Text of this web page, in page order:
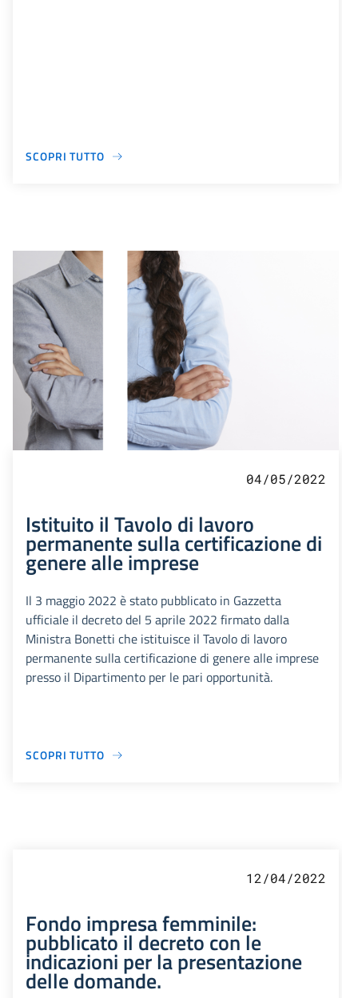
SCOPRI TUTTO
04/05/2022
Istituito il Tavolo di lavoro
permanente sulla certificazione di
genere alle imprese
Il 3 maggio 2022 è stato pubblicato in Gazzetta
ufficiale il decreto del 5 aprile 2022 firmato dalla
Ministra Bonetti che istituisce il Tavolo di lavoro
permanente sulla certificazione di genere alle imprese
presso il Dipartimento per le pari opportunità.
SCOPRI TUTTO
12/04/2022
Fondo impresa femminile:
pubblicato il decreto con le
indicazioni per la presentazione
delle domande.